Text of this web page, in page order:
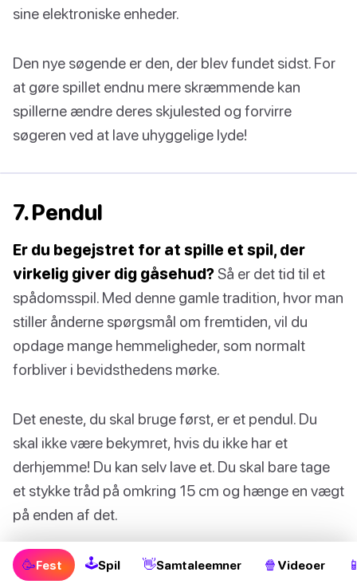
sine elektroniske enheder.
Den nye søgende er den, der blev fundet sidst. For
at gøre spillet endnu mere skræmmende kan
spillerne ændre deres skjulested og forvirre
søgeren ved at lave uhyggelige lyde!
7. Pendul
Er du begejstret for at spille et spil, der
virkelig giver dig gåsehud? Så er det tid til et
spådomsspil. Med denne gamle tradition, hvor man
stiller ånderne spørgsmål om fremtiden, vil du
opdage mange hemmeligheder, som normalt
forbliver i bevidsthedens mørke.
Det eneste, du skal bruge først, er et pendul. Du
skal ikke være bekymret, hvis du ikke har et
derhjemme! Du kan selv lave et. Du skal bare tage
et stykke tråd på omkring 15 cm og hænge en vægt
på enden af det.
Hvordan at spille Pendulum
🥳Fest 🕹Spil 👋Samtaleemner 🍿 Videoer